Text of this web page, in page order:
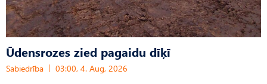
Ūdensrozes zied pagaidu dīķī
Sabiedrība 03:00, 4. Aug, 2026